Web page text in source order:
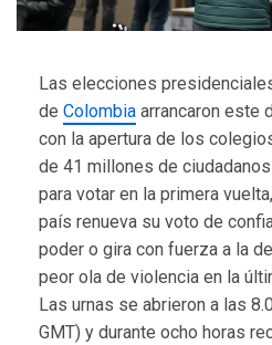
Las elecciones
de Colombia arrancaron este
con la apertura de los
de 41 millones de
para votar en la primera
país renueva su voto de
poder o gira con fuerza a la
peor ola de violencia en la
Las urnas se abrieron a las
GMT) y durante ocho horas